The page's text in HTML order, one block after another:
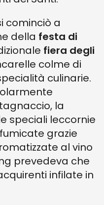
cominciò a
della festa di
fiera degli
colme di
culinarie.
la
speciali leccornie
grazie
al vino
prevedeva che
infilate in